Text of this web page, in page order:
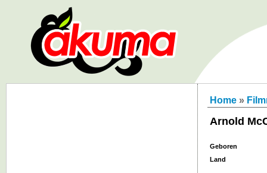
Home »
Arnold
Geboren
Land